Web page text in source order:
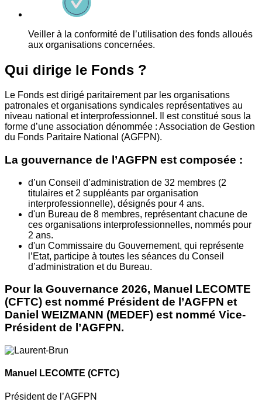
Veiller à la conformité de l’utilisation des fonds alloués
aux organisations concernées.
Qui dirige le Fonds ?
Le Fonds est dirigé paritairement par les organisations
patronales et organisations syndicales représentatives au
niveau national et interprofessionnel. Il est constitué sous la
forme d’une association dénommée : Association de Gestion
du Fonds Paritaire National (AGFPN).
La gouvernance de l’AGFPN est composée :
d’un Conseil d’administration de 32 membres (2
titulaires et 2 suppléants par organisation
interprofessionnelle), désignés pour 4 ans.
d'un Bureau de 8 membres, représentant chacune de
ces organisations interprofessionnelles, nommés pour
2 ans.
d'un Commissaire du Gouvernement, qui représente
l’Etat, participe à toutes les séances du Conseil
d’administration et du Bureau.
Pour la Gouvernance 2026, Manuel LECOMTE
(CFTC) est nommé Président de l’AGFPN et
Daniel WEIZMANN (MEDEF) est nommé Vice-
Président de l’AGFPN.
Manuel LECOMTE (CFTC)
Président de l’AGFPN